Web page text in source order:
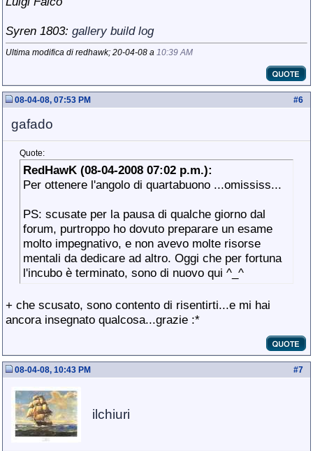
Syren 1803: gallery build log
Ultima modifica di redhawk; 20-04-08 a 10:39 AM
#6
08-04-08, 07:53 PM
gafado
Quote:
RedHawK (08-04-2008 07:02 p.m.):
Per ottenere l'angolo di quartabuono ...omississ...
PS: scusate per la pausa di qualche giorno dal
forum, purtroppo ho dovuto preparare un esame
molto impegnativo, e non avevo molte risorse
mentali da dedicare ad altro. Oggi che per fortuna
l'incubo è terminato, sono di nuovo qui ^_^
+ che scusato, sono contento di risentirti...e mi hai
ancora insegnato qualcosa...grazie :*
#7
08-04-08, 10:43 PM
ilchiuri